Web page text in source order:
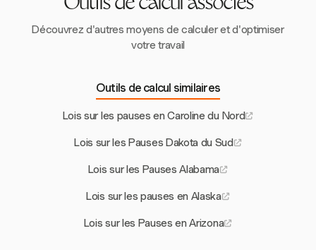
Outils de calcul associés
Découvrez d'autres moyens de calculer et d'optimiser
votre travail
Outils de calcul similaires
Lois sur les pauses en Caroline du Nord
Lois sur les Pauses Dakota du Sud
Lois sur les Pauses Alabama
Lois sur les pauses en Alaska
Lois sur les Pauses en Arizona